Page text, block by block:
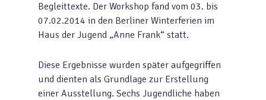
Begleittexte. Der Workshop fand vom 03. bis
07.02.2014 in den Berliner Winterferien im
Haus der Jugend „Anne Frank“ statt.
Diese Ergebnisse wurden später aufgegriffen
und dienten als Grundlage zur Erstellung
einer Ausstellung. Sechs Jugendliche haben